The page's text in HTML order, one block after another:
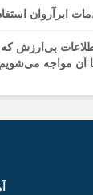
ابرآروان
بی‌ارزش که
آن مواجه می‌شویم